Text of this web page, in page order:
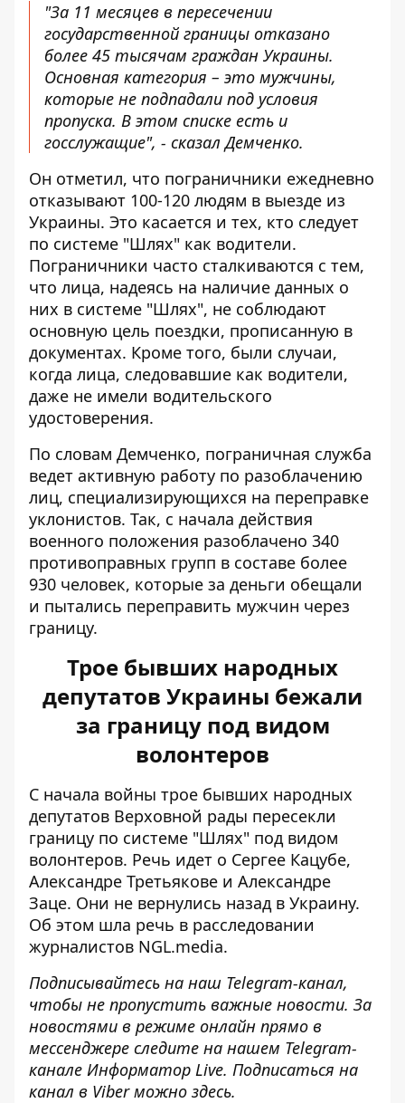
"За 11 месяцев в пересечении
государственной границы отказано
более 45 тысячам граждан Украины.
Основная категория – это мужчины,
которые не подпадали под условия
пропуска. В этом списке есть и
госслужащие", - сказал Демченко.
Он отметил, что пограничники ежедневно
отказывают 100-120 людям в выезде из
Украины. Это касается и тех, кто следует
по системе "Шлях" как водители.
Пограничники часто сталкиваются с тем,
что лица, надеясь на наличие данных о
них в системе "Шлях", не соблюдают
основную цель поездки, прописанную в
документах. Кроме того, были случаи,
когда лица, следовавшие как водители,
даже не имели водительского
удостоверения.
По словам Демченко, пограничная служба
ведет активную работу по разоблачению
лиц, специализирующихся на переправке
уклонистов. Так, с начала действия
военного положения разоблачено 340
противоправных групп в составе более
930 человек, которые за деньги обещали
и пытались переправить мужчин через
границу.
Трое бывших народных
депутатов Украины бежали
за границу под видом
волонтеров
С начала войны трое бывших народных
депутатов Верховной рады пересекли
границу по системе "Шлях" под видом
волонтеров. Речь идет о Сергее Кацубе,
Александре Третьякове и Александре
Заце. Они не вернулись назад в Украину.
Об этом шла речь в расследовании
журналистов NGL.media.
Подписывайтесь на наш Telegram-канал,
чтобы не пропустить важные новости. За
новостями в режиме онлайн прямо в
мессенджере следите на нашем Telegram-
канале Информатор Live. Подписаться на
канал в Viber можно здесь.